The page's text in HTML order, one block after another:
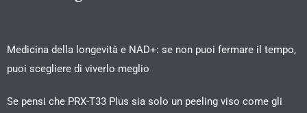
Medicina della longevità e NAD+: se non puoi fermare il tempo,
puoi scegliere di viverlo meglio
Se pensi che PRX-T33 Plus sia solo un peeling viso come gli